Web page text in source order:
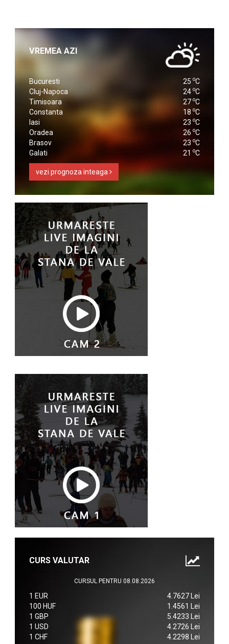
VREMEA AZI
Bucuresti 25 oC
Cluj-Napoca
24 oC
Timisoara
27 oC
Constanta
18 oC
Iasi
23 oC
Oradea
26 oC
Brasov
23 oC
Galati
21 oC
vezi prognoza inteaga
CURS VALUTAR
CURSUL PENTRU 08.08.2026
1 EUR
4.7627 Lei
100 HUF
1.4561 Lei
1 GBP
5.4233 Lei
1 USD
4.2726 Lei
1 CHF
4.2298 Lei